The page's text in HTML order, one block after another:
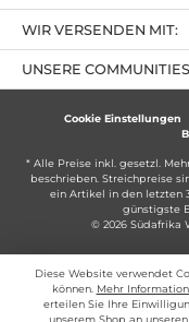
UNSERE COMMUNITIES
WIR VERSENDEN MIT:
Cookie Einstellungen
* Alle Preise inkl. gesetzl.
beschrieben. Streichpreise
ein Artikel in den letzten
günstigste
© 2026 Südafrika
Diese Website verwendet
können. Mehr
erteilen Sie Ihre
unserem Shop an